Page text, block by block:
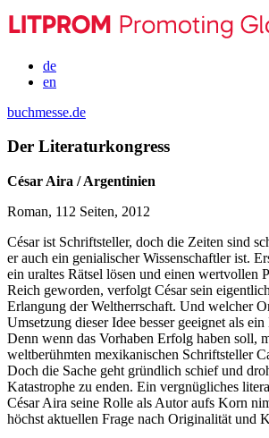
de
en
buchmesse.de
Der Literaturkongress
César Aira / Argentinien
Roman, 112 Seiten, 2012
César ist Schriftsteller, doch die Zeiten sind
er auch ein genialischer Wissenschaftler ist.
ein uraltes Rätsel lösen und einen wertvollen
Reich geworden, verfolgt César sein
Erlangung der Weltherrschaft. Und welcher
Umsetzung dieser Idee besser geeignet als
Denn wenn das Vorhaben Erfolg haben soll,
weltberühmten mexikanischen Schriftsteller
Doch die Sache geht gründlich schief und
Katastrophe zu enden. Ein vergnügliches
César Aira seine Rolle als Autor aufs Korn
höchst aktuellen Frage nach Originalität und